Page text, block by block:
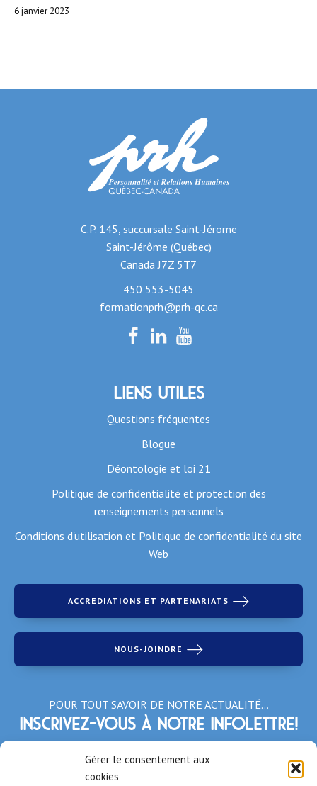
Gérer le consentement aux
cookies
6 janvier 2023
C.P. 145, succursale Saint-Jérome
Saint-Jérôme (Québec)
Canada J7Z 5T7
450 553-5045
formationprh@prh-qc.ca
Liens utiles
Questions fréquentes
Blogue
Déontologie et loi 21
Politique de confidentialité et protection des
renseignements personnels
Conditions d'utilisation et Politique de confidentialité du site
Web
ACCRÉDIATIONS ET PARTENARIATS
NOUS-JOINDRE
POUR TOUT SAVOIR DE NOTRE ACTUALITÉ…
Inscrivez-vous à notre infolettre!
*Champs obligatoires